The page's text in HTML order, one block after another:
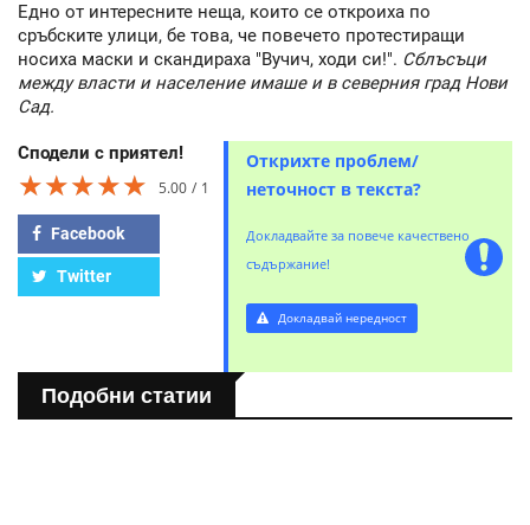
Едно от интересните неща, които се откроиха по
сръбските улици, бе това, че повечето протестиращи
носиха маски и скандираха "Вучич, ходи си!". Сблъсъци
между власти и население имаше и в северния град Нови
Сад.
Сподели с приятел!
★★★★★
★★★★★
★★★★★ 5.00 1
Facebook
Twitter
Открихте проблем/
неточност в текста?
Докладвайте за повече качествено
съдържание!
Докладвай нередност
Подобни статии